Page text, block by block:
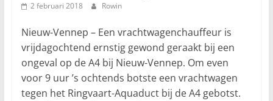
2 februari 2018 Rowin
Nieuw-Vennep – Een vrachtwagenchauffeur is
vrijdagochtend ernstig gewond geraakt bij een
ongeval op de A4 bij Nieuw-Vennep. Om even
voor 9 uur ’s ochtends botste een vrachtwagen
tegen het Ringvaart-Aquaduct bij de A4 gebotst.